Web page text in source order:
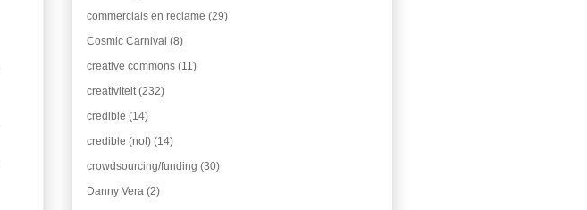
commercials en reclame (29)
Cosmic Carnival (8)
creative commons (11)
creativiteit (232)
credible (14)
credible (not) (14)
crowdsourcing/funding (30)
Danny Vera (2)